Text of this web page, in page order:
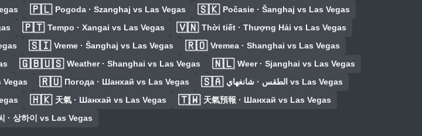
🇵🇱 Pogoda · Szanghaj vs Las Vegas 🇸🇰 Počasie · Šanghaj vs Las Vegas
🇵🇹 Tempo · Xangai vs Las Vegas 🇻🇳 Thời tiết · Thượng Hải vs Las Vegas
🇸🇮 Vreme · Šanghaj vs Las Vegas 🇷🇴 Vremea · Shanghai vs Las Vegas
🇬🇧🇺🇸 Weather · Shanghai vs Las Vegas 🇳🇱 Weer · Sjanghai vs Las Vegas
Vegas 🇷🇺 Погода · Шанхай vs Las Vegas 🇸🇦 الطقس · شانغهاي vs Las Vegas
🇭🇰 天氣 · Шанхай vs Las Vegas 🇹🇼 天氣預報 · Шанхай vs Las Vegas
· 상하이 vs Las Vegas